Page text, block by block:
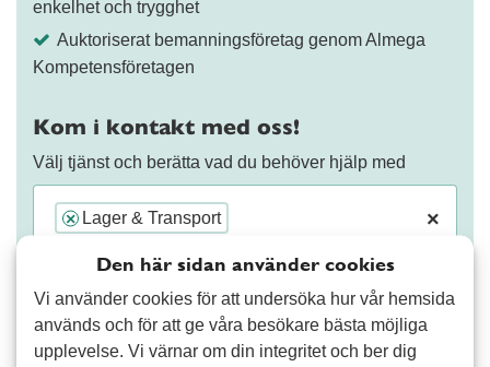
enkelhet och trygghet
Auktoriserat bemanningsföretag genom Almega
Kompetensföretagen
Kom i kontakt med oss!
Välj tjänst och berätta vad du behöver hjälp med
×
× Lager & Transport
Den här sidan använder cookies
Vi använder cookies för att undersöka hur vår hemsida
används och för att ge våra besökare bästa möjliga
upplevelse. Vi värnar om din integritet och ber dig